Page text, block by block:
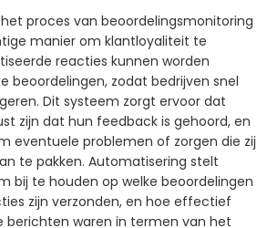
proces van beoordelingsmonitoring
manier om klantloyaliteit te
reacties kunnen worden
beoordelingen, zodat bedrijven snel
Dit systeem zorgt ervoor dat
zijn dat hun feedback is gehoord, en
eventuele problemen of zorgen die zij
te pakken. Automatisering stelt
bij te houden op welke beoordelingen
zijn verzonden, en hoe effectief
berichten waren in termen van het